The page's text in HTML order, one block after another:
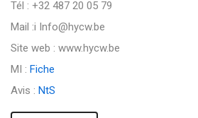
Tél : +32 487 20 05 79
Mail :i Info@hycw.be
Site web : www.hycw.be
MI : Fiche
Avis : NtS